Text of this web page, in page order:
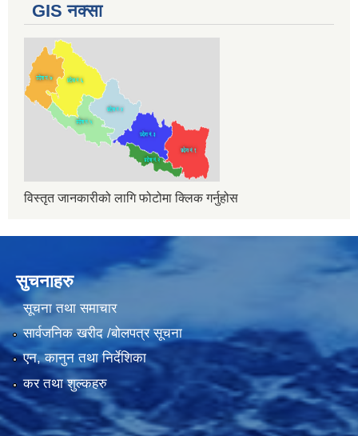
GIS नक्सा
विस्तृत जानकारीको लागि फोटोमा क्लिक गर्नुहोस
सुचनाहरु
सूचना तथा समाचार
सार्वजनिक खरीद /बोलपत्र सूचना
एन, कानुन तथा निर्देशिका
कर तथा शुल्कहरु